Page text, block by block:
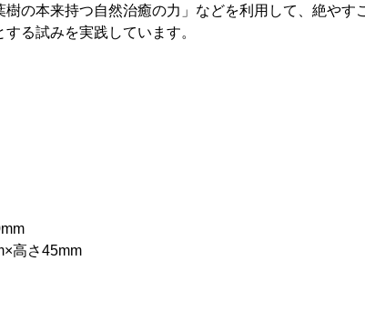
の本来持つ自然治癒の力」などを利用して、絶やす
る試みを実践しています。
さ45mm